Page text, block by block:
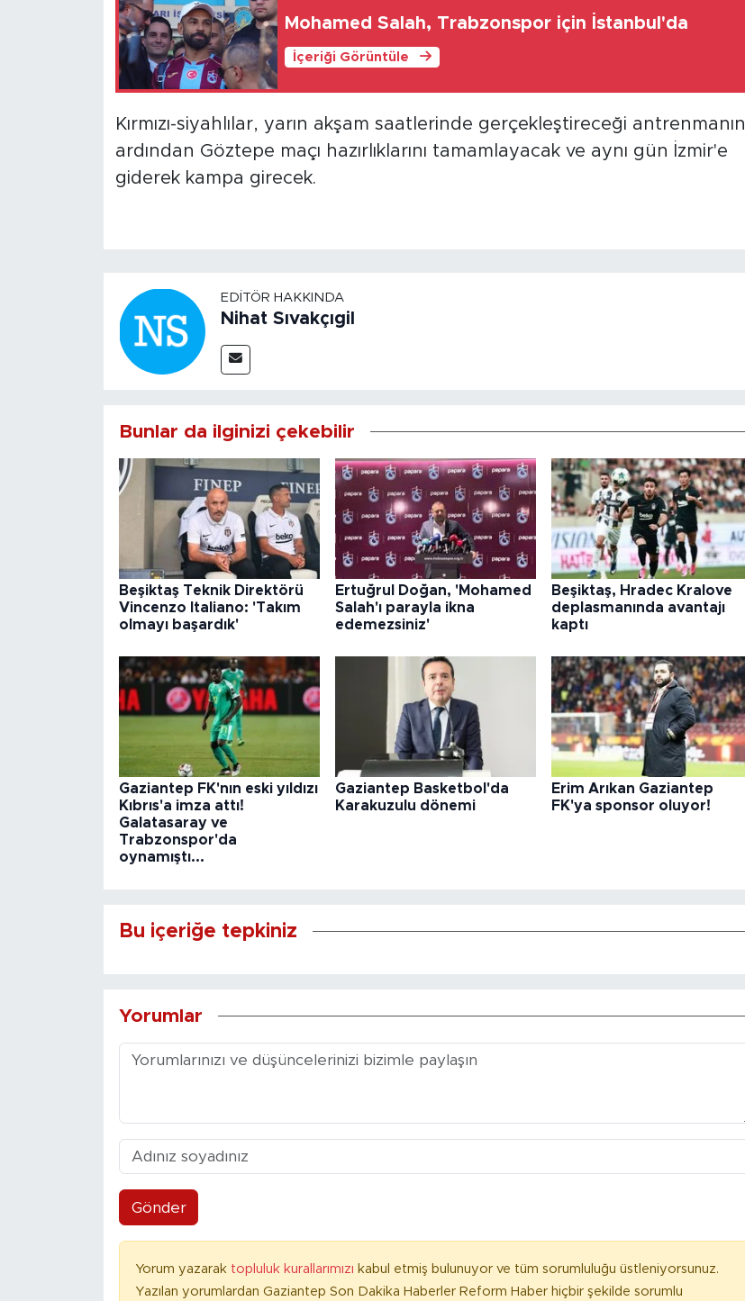
Mohamed Salah, Trabzonspor için İstanbul'da
İçeriği Görüntüle
Kırmızı-siyahlılar, yarın akşam saatlerinde gerçekleştireceği antrenmanın
ardından Göztepe maçı hazırlıklarını tamamlayacak ve aynı gün İzmir'e
giderek kampa girecek.
EDITÖR HAKKINDA
Nihat Sıvakçıgil
Bunlar da ilginizi çekebilir
Beşiktaş Teknik Direktörü
Vincenzo Italiano: 'Takım
olmayı başardık'
Ertuğrul Doğan, 'Mohamed
Salah'ı parayla ikna
edemezsiniz'
Beşiktaş, Hradec Kralove
deplasmanında avantajı
kaptı
Gaziantep FK'nın eski yıldızı
Kıbrıs'a imza attı!
Galatasaray ve
Trabzonspor'da
oynamıştı...
Gaziantep Basketbol'da
Karakuzulu dönemi
Erim Arıkan Gaziantep
FK'ya sponsor oluyor!
Bu içeriğe tepkiniz
Yorumlar
Gönder
Yorum yazarak topluluk kurallarımızı kabul etmiş bulunuyor ve tüm sorumluluğu üstleniyorsunuz.
Yazılan yorumlardan Gaziantep Son Dakika Haberler Reform Haber hiçbir şekilde sorumlu